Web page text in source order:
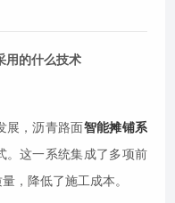
用的什么技术
展，沥青路面智能摊铺系
。这一系统集成了多项前
，降低了施工成本。